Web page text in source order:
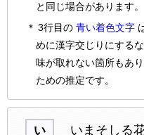
と同じ場合があります。
3行目の 青い着色文字
めに漢字交じりにする
味が取れない箇所もあ
ための推定です。
い
いまそしる